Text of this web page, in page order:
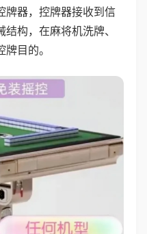
牌器，控牌器接收到信
构，在麻将机洗牌、
目的。